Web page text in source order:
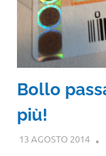
Bollo
più!
13 AGOSTO 2014